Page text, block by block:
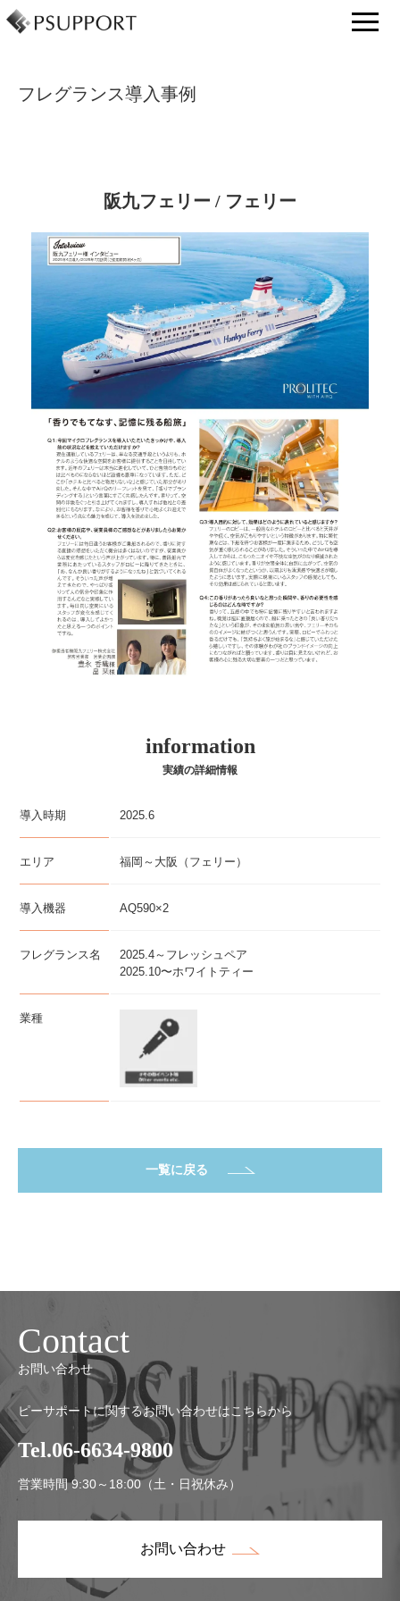
フレグランス導入事例
阪九フェリー / フェリー
information
実績の詳細情報
導入時期 2025.6
エリア 福岡～大阪（フェリー）
導入機器 AQ590×2
フレグランス名
2025.4～フレッシュペア
2025.10〜ホワイトティー
業種
一覧に戻る
Contact
お問い合わせ
ピーサポートに関するお問い合わせはこちらから
Tel.06-6634-9800
営業時間 9:30～18:00（土・日祝休み）
お問い合わせ